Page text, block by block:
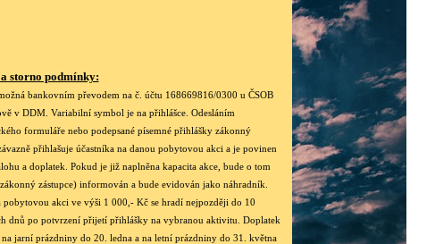
storno podmínky:
bankovním převodem na č. účtu 168669816/0300 u ČSOB
v DDM. Variabilní symbol je na přihlášce. Odesláním
formuláře nebo podepsané písemné přihlášky zákonný
přihlašuje účastníka na danou pobytovou akci a je povinen
a doplatek. Pokud je již naplněna kapacita akce, bude o tom
zástupce) informován a bude evidován jako náhradník.
pobytovou akci ve výši 1 000,- Kč se hradí nejpozději do 10
dnů po potvrzení přijetí přihlášky na vybranou aktivitu. Doplatek
na jarní prázdniny do 20. ledna a na letní prázdniny do 31. května